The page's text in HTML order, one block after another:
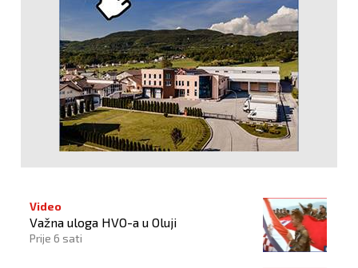
Video
Važna uloga HVO-a u Oluji
Prije 6 sati